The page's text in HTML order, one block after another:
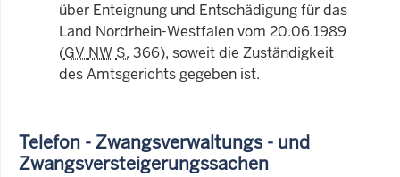
über Enteignung und Entschädigung für das
Land Nordrhein-Westfalen vom 20.06.1989
(GV NW S. 366), soweit die Zuständigkeit
des Amtsgerichts gegeben ist.
Telefon - Zwangsverwaltungs - und
Zwangsversteigerungssachen